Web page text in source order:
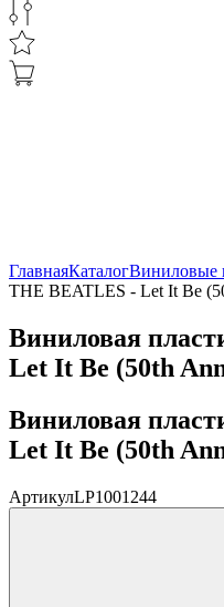
ГлавнаяКаталогВиниловые
THE BEATLES - Let It Be
Виниловая
Let It Be (50th
Виниловая
Let It Be (50th
АртикулLP1001244